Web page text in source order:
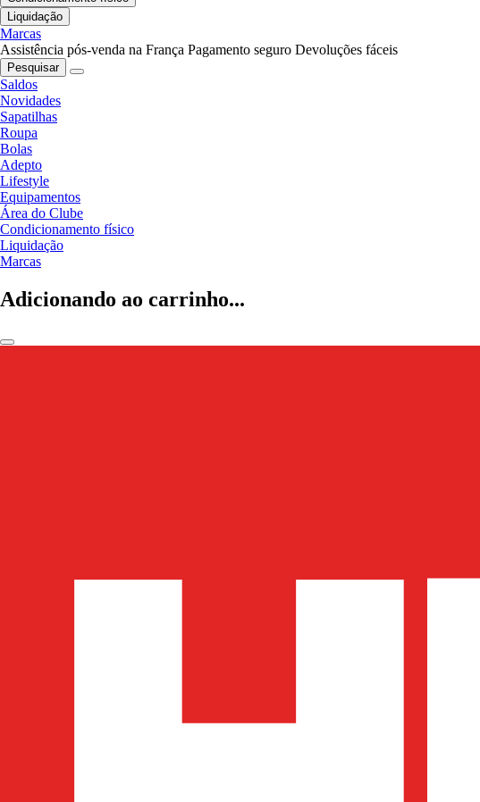
Liquidação
Marcas
Assistência pós-venda na França Pagamento seguro Devoluções fáceis
Pesquisar
Saldos
Novidades
Sapatilhas
Roupa
Bolas
Adepto
Lifestyle
Equipamentos
Área do Clube
Condicionamento físico
Liquidação
Marcas
Adicionando ao carrinho...